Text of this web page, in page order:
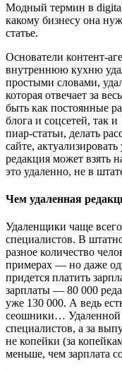
Модный термин в digital
какому бизнесу она
статье.
Основатели контент-
внутреннюю кухню
простыми словами,
которая отвечает за
быть как постоянные
блога и соцсетей, так
пиар-статьи, делать
сайте,
редакция может взять
это удаленно, не в
Чем удаленная
Удаленщики чаще
специалистов. В
разное количество
примерах — но даже
придется платить
зарплаты — 80 000
уже 130 000. А ведь
сеошники… Удаленной
специалистов, а за
не копейки (за
меньше, чем зарплата